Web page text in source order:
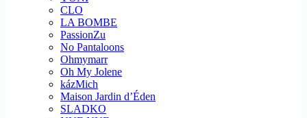
CLO
LA BOMBE
PassionZu
No Pantaloons
Ohmymarr
Oh My Jolene
kázMich
Maison Jardin d’Éden
SLADKO